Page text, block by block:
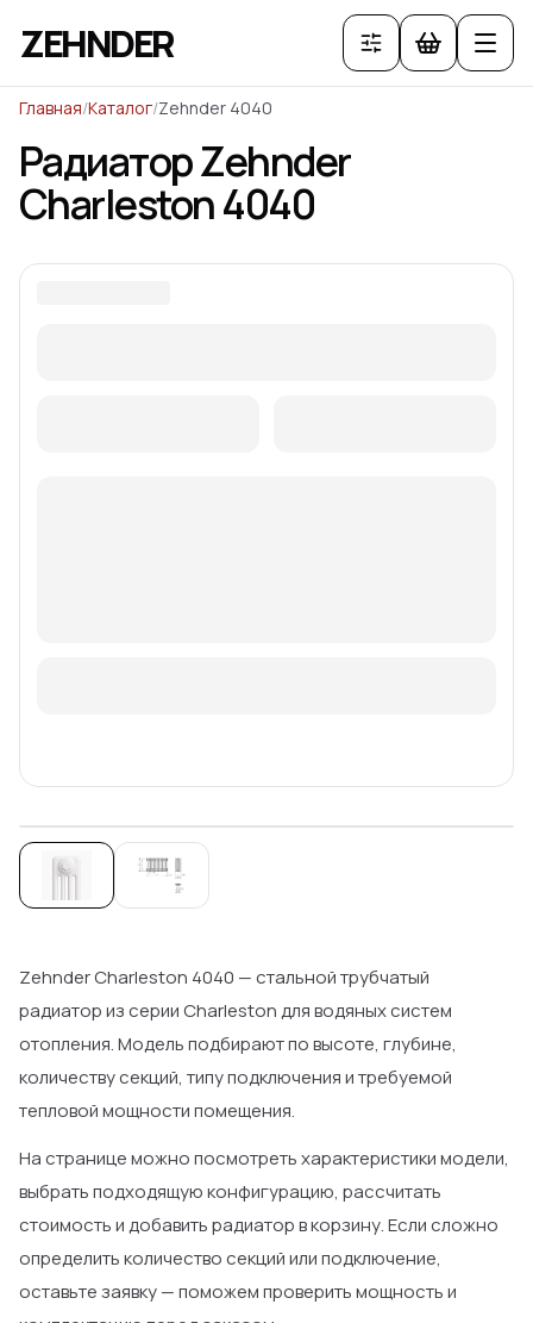
ZEHNDER
Главная/Каталог/Zehnder 4040
Радиатор Zehnder
Charleston4040
Zehnder Charleston 4040 — стальной трубчатый
радиатор из серии Charleston для водяных систем
отопления. Модель подбирают по высоте, глубине,
количеству секций, типу подключения и требуемой
тепловой мощности помещения.
На странице можно посмотреть характеристики модели,
выбрать подходящую конфигурацию, рассчитать
стоимость и добавить радиатор в корзину. Если сложно
определить количество секций или подключение,
оставьте заявку — поможем проверить мощность и
Рассчитать Zehnder Charleston
Выберите количество секций, цвет и тип